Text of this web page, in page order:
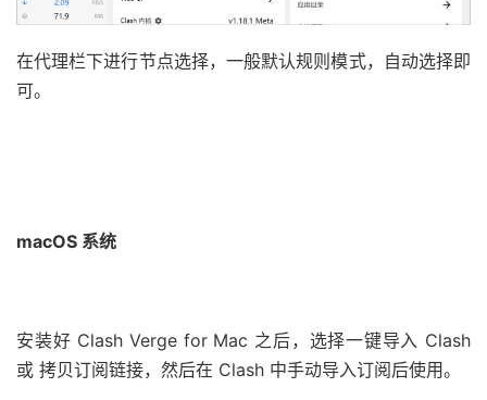
在代理栏下进行节点选择，一般默认规则模式，自动选择即
可。
macOS 系统
安装好 Clash Verge for Mac 之后，选择一键导入 Clash
或 拷贝订阅链接，然后在 Clash 中手动导入订阅后使用。